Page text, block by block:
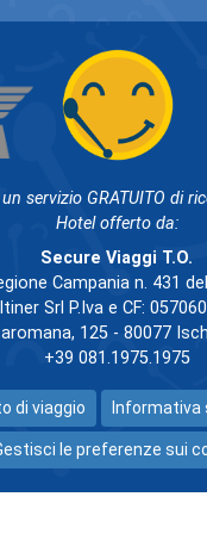
servizio GRATUITO di
Hotel offerto da:
Secure Viaggi T.O.
Campania n. 431
Srl P.Iva e CF:
125 - 80077
+39 081.1975.1975
di viaggio Informativa
le preferenze sui